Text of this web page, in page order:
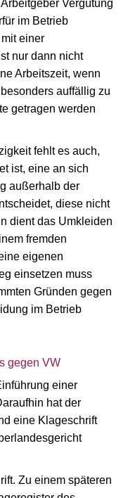
Vergütung
im Betrieb
einer
nur dann nicht
Arbeitszeit, wenn
auffällig zu
getragen werden
fehlt es auch,
ist, eine an sich
außerhalb der
diese nicht
dient das Umkleiden
fremden
eigenen
einsetzen muss
Gründen gegen
im Betrieb
gegen VW
einer
hat der
eine Klageschrift
Zu einem späteren